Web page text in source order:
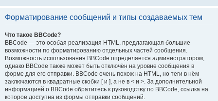
Форматирование сообщений и типы создаваемых тем
Что такое BBCode?
BBCode — это особая реализация HTML, предлагающая большие
возможности по форматированию отдельных частей сообщения.
Возможность использования BBCode определяется администратором,
однако BBCode также может быть отключён на уровне сообщения в
форме для его отправки. BBCode очень похож на HTML, но теги в нём
заключаются в квадратные скобки [ и ], а не в < и >. За дополнительной
информацией о BBCode обратитесь к руководству по BBCode, ссылка на
которое доступна из формы отправки сообщений.